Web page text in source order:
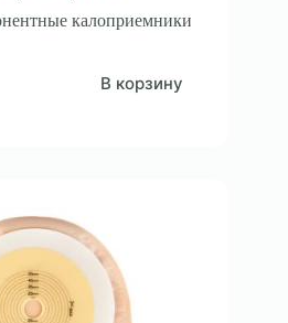
калоприемники
В корзину